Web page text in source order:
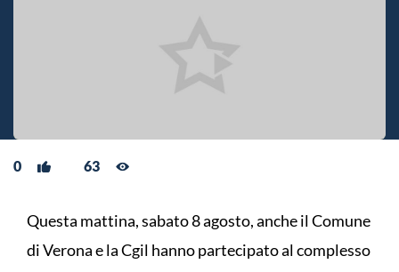
0 63
Questa mattina, sabato 8 agosto, anche il Comune
di Verona e la Cgil hanno partecipato al complesso